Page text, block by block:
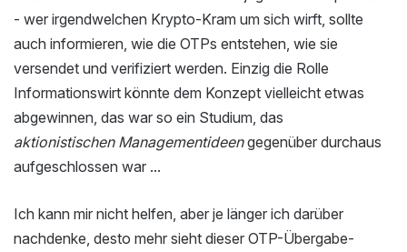
- wer irgendwelchen Krypto-Kram um sich wirft, sollte
auch informieren, wie die OTPs entstehen, wie sie
versendet und verifiziert werden. Einzig die Rolle
Informationswirt könnte dem Konzept vielleicht etwas
abgewinnen, das war so ein Studium, das
aktionistischen Managementideengegenüber durchaus
aufgeschlossen war ...
Ich kann mir nicht helfen, aber je länger ich darüber
nachdenke, desto mehr sieht dieser OTP-Übergabe-